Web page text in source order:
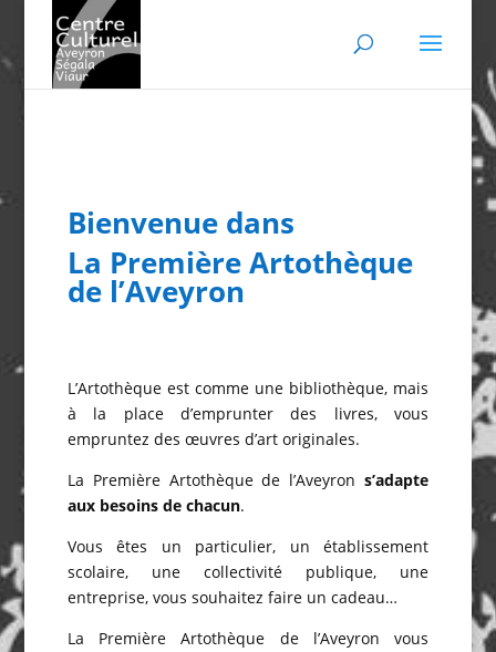
Bienvenue dans
La Première Artothèque
de l’Aveyron
L’Artothèque est comme une bibliothèque, mais
à la place d’emprunter des livres, vous
empruntez des œuvres d’art originales.
La Première Artothèque de l’Aveyrons’adapte
aux besoins de chacun.
Vous êtes un particulier, un établissement
scolaire, une collectivité publique, une
entreprise, vous souhaitez faire un cadeau…
La Première Artothèque de l’Aveyron vous